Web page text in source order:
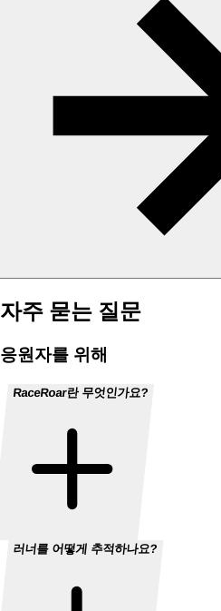
자주 묻는 질문
응원자를 위해
RaceRoar란 무엇인가요?
러너를 어떻게 추적하나요?